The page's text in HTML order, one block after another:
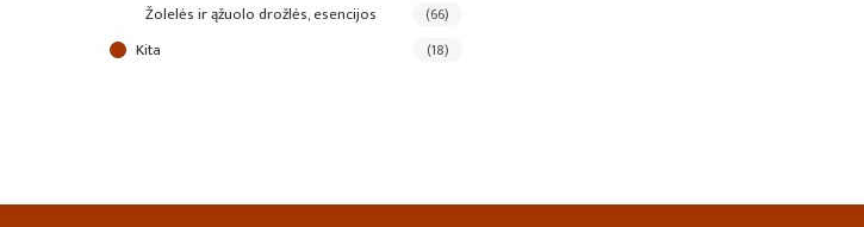
žolelės ir ąžuolo drožlės, esencijos (66)
kita (18)